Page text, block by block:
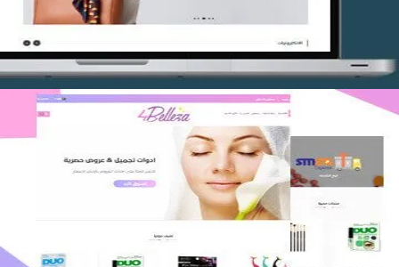
اعادة تصميم متجر فوربليزا
التفاصيل